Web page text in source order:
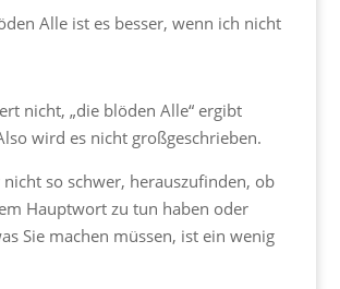
Alle ist es besser, wenn ich nicht
nicht, „die blöden Alle“ ergibt
wird es nicht großgeschrieben.
nicht so schwer, herauszufinden, ob
Hauptwort zu tun haben oder
Sie machen müssen, ist ein wenig